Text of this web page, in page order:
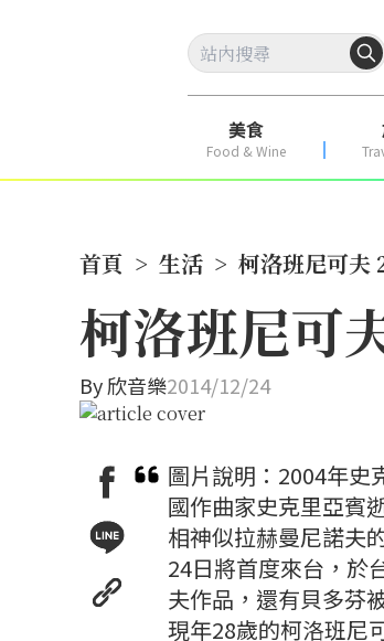
美食
Food & Wine
首頁 > 生活 > 柯洛班尼可夫
柯洛班尼可
By欣音樂2014/12/24
圖片說明：2004年史
國作曲家史克里亞賓
相神似拉赫曼尼諾夫
24日將首度來台，於
夫作品，還有貝多芬
現年28歲的柯洛班尼